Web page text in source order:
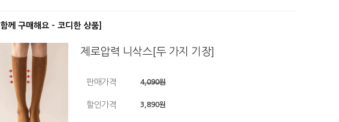
[함께 구매해요 - 코디한 상품]
제로압력 니삭스[두 가지 기장]
판매가격 4,090원
할인가격 3,890원